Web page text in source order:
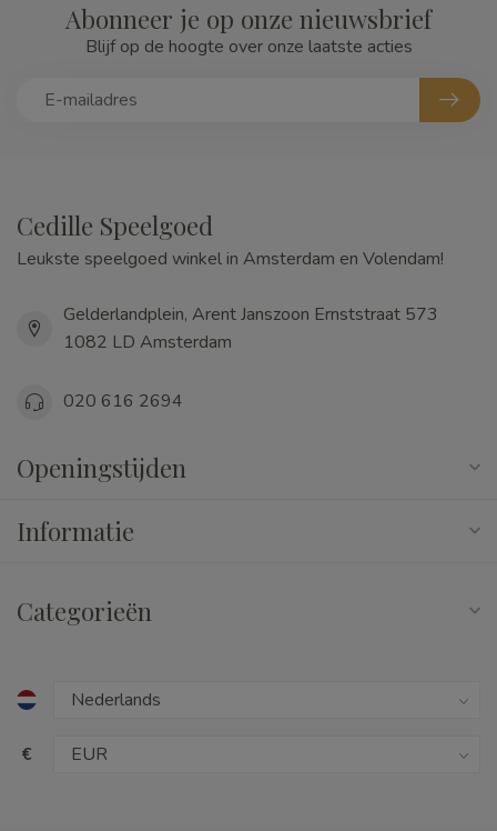
Abonneer je op onze nieuwsbrief
Blijf op de hoogte over onze laatste acties
Cedille Speelgoed
Leukste speelgoed winkel in Amsterdam en Volendam!
Gelderlandplein, Arent Janszoon Ernststraat 573
1082 LD Amsterdam
020 616 2694
Openingstijden
Informatie
Categorieën
€